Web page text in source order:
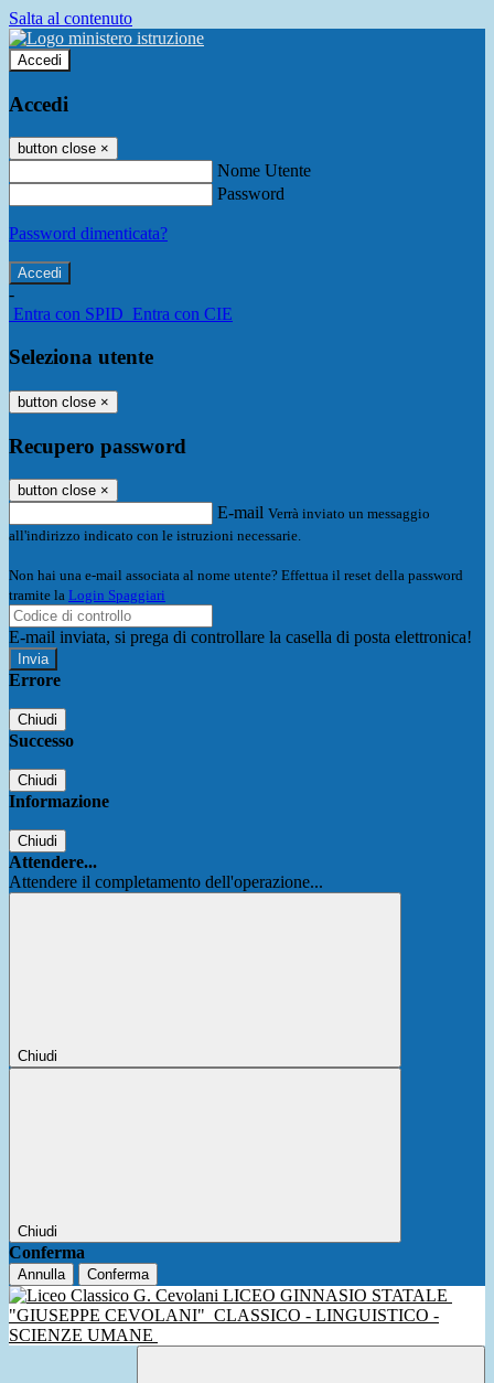
Salta al contenuto
Accedi
Accedi
button close ×
Nome Utente
Password
Password dimenticata?
-
Entra con SPID Entra con CIE
Seleziona utente
button close ×
Recupero password
button close ×
E-mail Verrà inviato un messaggio
all'indirizzo indicato con le istruzioni necessarie.
Non hai una e-mail associata al nome utente? Effettua il reset della password
tramite la Login Spaggiari
E-mail inviata, si prega di controllare la casella di posta elettronica!
Errore
Chiudi
Successo
Chiudi
Informazione
Chiudi
Attendere...
Attendere il completamento dell'operazione...
Chiudi
Chiudi
Conferma
Annulla Conferma
LICEO GINNASIO STATALE
"GIUSEPPE CEVOLANI" CLASSICO - LINGUISTICO -
SCIENZE UMANE